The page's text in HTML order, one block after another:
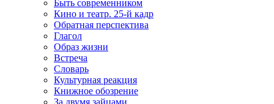
Быть современником
Кино и театр. 25-й кадр
Обратная перспектива
Глагол
Образ жизни
Встреча
Словарь
Культурная реакция
Книжное обозрение
За двумя зайцами